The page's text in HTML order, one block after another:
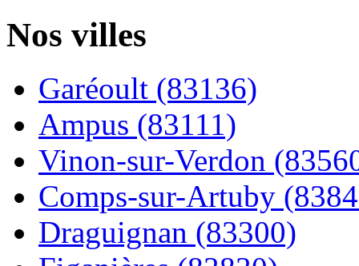
Nos villes
Garéoult (83136)
Ampus (83111)
Vinon-sur-Verdon
Comps-sur-Artuby
Draguignan (83300)